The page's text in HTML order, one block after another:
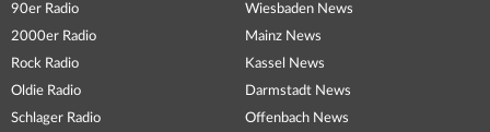
90er Radio
2000er Radio
Rock Radio
Oldie Radio
Schlager Radio
Wiesbaden News
Mainz News
Kassel News
Darmstadt News
Offenbach News